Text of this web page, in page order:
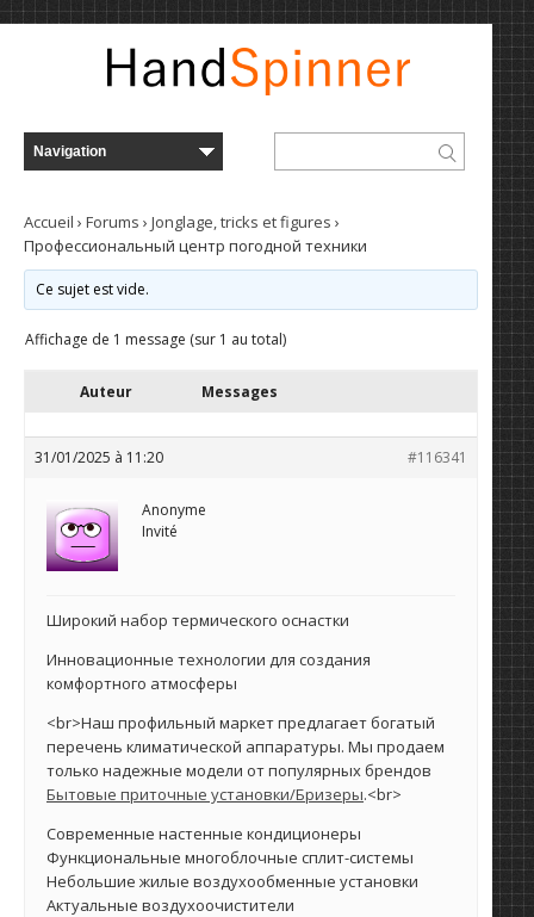
Accueil › Forums › Jonglage, tricks et figures ›
Профессиональный центр погодной техники
Ce sujet est vide.
Affichage de 1 message (sur 1 au total)
Auteur Messages
31/01/2025 à 11:20 #116341
Anonyme
Invité
Широкий набор термического оснастки
Инновационные технологии для создания
комфортного атмосферы
<br>Наш профильный маркет предлагает богатый
перечень климатической аппаратуры. Мы продаем
только надежные модели от популярных брендов
Бытовые приточные установки/Бризеры.<br>
Современные настенные кондиционеры
Функциональные многоблочные сплит-системы
Небольшие жилые воздухообменные установки
Актуальные воздухоочистители